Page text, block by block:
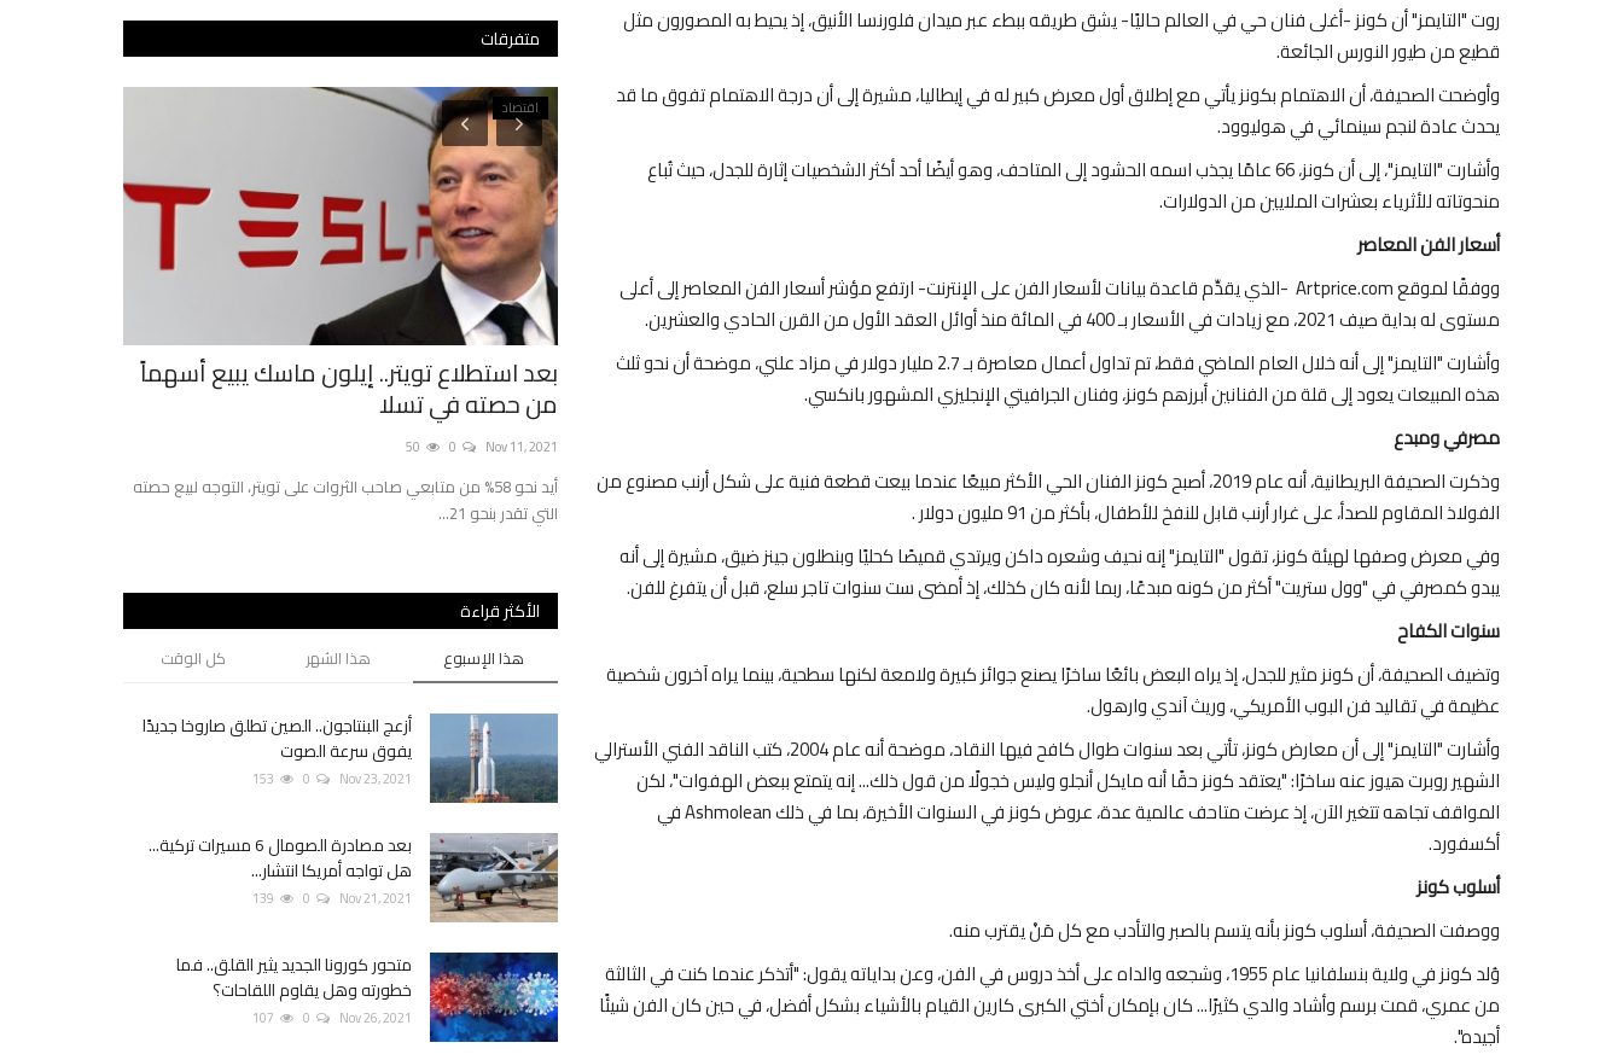
روت "التايمز" أن كونز -أغلى فنان حي في العالم حاليًا- يشق طريقه ببطء عبر ميدان فلورنسا الأنيق، إذ يحيط به المصورون مثل
قطيع من طيور النورس الجائعة.
وأوضحت الصحيفة، أن الاهتمام بكونز يأتي مع إطلاق أول معرض كبير له في إيطاليا، مشيرة إلى أن درجة الاهتمام تفوق ما قد
يحدث عادة لنجم سينمائي في هوليوود.
وأشارت "التايمز"، إلى أن كونز، 66 عامًا يجذب اسمه الحشود إلى المتاحف، وهو أيضًا أحد أكثر الشخصيات إثارة للجدل، حيث تُباع
منحوتاته للأثرياء بعشرات الملايين من الدولارات.
أسعار الفن المعاصر
ووفقًا لموقع Artprice.com
-الذي يقدِّم قاعدة بيانات لأسعار الفن على الإنترنت- ارتفع مؤشر أسعار الفن المعاصر إلى أعلى
مستوى له بداية صيف 2021، مع زيادات في الأسعار بـ 400 في المائة منذ أوائل العقد الأول من القرن الحادي والعشرين
.
وأشارت "التايمز" إلى أنه خلال العام الماضي فقط، تم تداول أعمال معاصرة بـ 2.7 مليار دولار في مزاد علني، موضحة أن نحو ثلث
هذه المبيعات يعود إلى قلة من الفنانين أبرزهم كونز، وفنان الجرافيتي الإنجليزي المشهور بانكسي.
مصرفي ومبدع
وذكرت الصحيفة البريطانية، أنه عام 2019، أصبح كونز الفنان الحي الأكثر مبيعًا عندما بيعت قطعة فنية على شكل أرنب مصنوع من
الفولاذ المقاوم للصدأ، على غرار أرنب قابل للنفخ للأطفال، بأكثر من 91 مليون دولار .
وفي معرض وصفها لهيئة كونز، تقول "التايمز" إنه نحيف وشعره داكن ويرتدي قميصًا كحليًا وبنطلون جينز ضيق، مشيرة إلى أنه
يبدو كمصرفي في "وول ستريت" أكثر من كونه مبدعًا، ربما لأنه كان كذلك، إذ أمضى ست سنوات تاجر سلع، قبل أن يتفرغ للفن.
سنوات الكفاح
وتضيف الصحيفة، أن كونز مثير للجدل، إذ يراه البعض بائعًا ساخرًا يصنع جوائز كبيرة ولامعة لكنها سطحية، بينما يراه آخرون شخصية
عظيمة في تقاليد فن البوب الأمريكي، وريث آندي وارهول.
وأشارت "التايمز" إلى أن معارض كونز، تأتي بعد سنوات طوال كافح فيها النقاد، موضحة أنه عام 2004، كتب الناقد الفني الأسترالي
الشهير روبرت هيوز عنه ساخرًا: "يعتقد كونز حقًا أنه مايكل أنجلو وليس خجولًا من قول ذلك... إنه يتمتع ببعض الهفوات"، لكن
المواقف تجاهه تتغير الآن، إذ عرضت متاحف عالمية عدة، عروض كونز في السنوات الأخيرة، بما في ذلك Ashmolean في
أكسفورد.
أسلوب كونز
ووصفت الصحيفة، أسلوب كونز بأنه يتسم بالصبر والتأدب مع كل مَنْ يقترب منه.
وُلد كونز في ولاية بنسلفانيا عام 1955، وشجعه والداه على أخذ دروس في الفن، وعن بداياته يقول: "أتذكر عندما كنت في الثالثة
من عمري، قمت برسم وأشاد والدي كثيرًا... كان بإمكان أختي الكبرى كارين القيام بالأشياء بشكل أفضل، في حين كان الفن شيئًا
أجيده".
متفرقات
اقتصاد
بعد استطلاع تويتر.. إيلون ماسك يبيع أسهماً
من حصته في تسلا
Nov 11, 2021
0
50
أيد نحو 58% من متابعي صاحب الثروات على تويتر، التوجه لبيع حصته
التي تقدر بنحو 21...
حوارات
سعد مفتاح العكر: من الصعب إجراء الانتخابات
في موعدها
د. سعد مفتاح العكر، أستاذ القانون الدولي في حوار مع حسينة
أوشان حول الانتخابات في...
كورونا
هل تدفع الثمن أم تنجح؟.. العالم يترقَّب نتائج
تجربة بريطانيا...
Jul 22, 2021
أنهت بريطانيا، القيود الصحية المرتبطة بكورونا، بشكل شِبه كامل، في
ما أطلقت عليه...
لا يُسلم منصباً
الأكثر قراءة
هذا الإسبوع هذا الشهر كل الوقت
أزعج البنتاجون.. الصين تطلق صاروخا جديدًا
يفوق سرعة الصوت
Nov 23, 2021
0
153
بعد مصادرة الصومال 6 مسيرات تركية...
هل تواجه أمريكا انتشار...
Nov 21, 2021
0
139
متحور كورونا الجديد يثير القلق.. فما
خطورته وهل يقاوم اللقاحات؟
Nov 26, 2021
0
107